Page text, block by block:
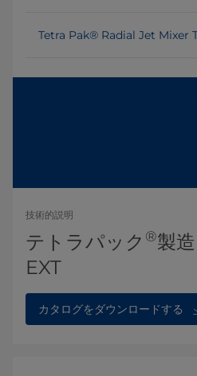
Tetra Pak® Radial Jet Mixer
技術的説明
テトラパック ®製
EXT
カタログをダウンロードする